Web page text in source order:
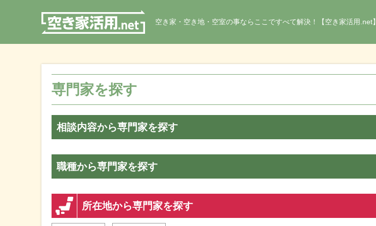
空き家・空き地・空室の事ならここですべて解決！【空き家活用.net】
専門家を探す
相談内容から専門家を探す
職種から専門家を探す
所在地から専門家を探す